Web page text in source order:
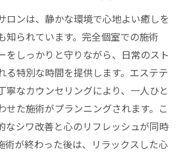
ロンは、静かな環境で心地よい癒しを
知られています。完全個室での施術
をしっかりと守りながら、日常のスト
る特別な時間を提供します。エステテ
寧なカウンセリングにより、一人ひと
せた施術がプランニングされます。こ
なシワ改善と心のリフレッシュが同時
術が終わった後は、リラックスした心